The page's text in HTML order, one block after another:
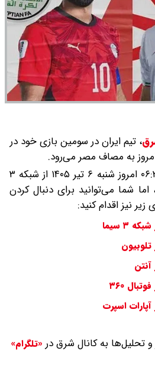
، تیم ایران در سومین بازی خود در
بازی ایران مصر ساعت ۰۶:۳۰ امروز شنبه ۶ تیر ۱۴۰۵ از شبکه ۳
شما می‌توانید برای دنبال کردن
نیز اقدام کنید:
سیما
۳۶۰
اسپرت
و تحلیل‌ها به کانال شرق در «تلگرام»